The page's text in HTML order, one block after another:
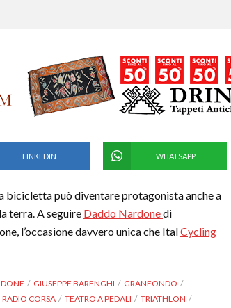
LINKEDIN WHATSAPP
bicicletta può diventare protagonista anche a
terra. A seguire Daddo Nardonedi
l’occasione davvero unica che ItalCycling
GIUSEPPE BARENGHI
GRANFONDO
RADIO CORSA TEATRO A PEDALI
TRIATHLON